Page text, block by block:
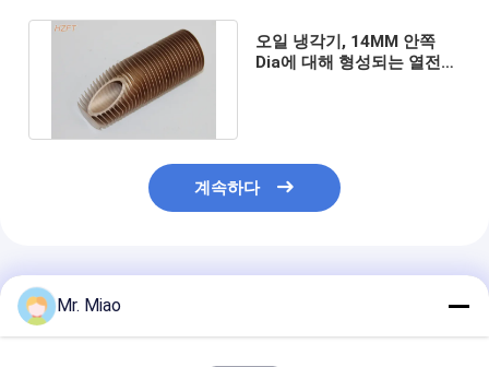
오일 냉각기, 14MM 안쪽
Dia에 대해 형성되는 열전달
계속하다
추천된 제품
Mr. Miao